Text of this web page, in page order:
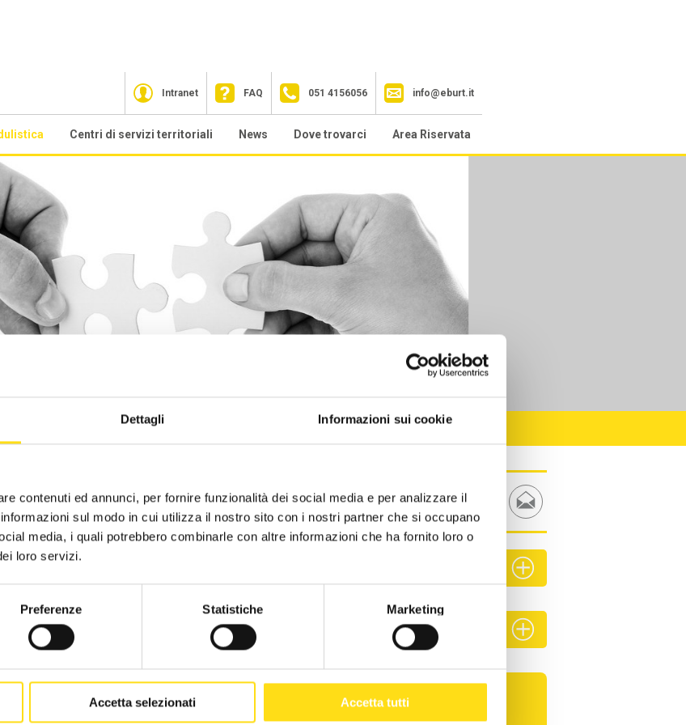
Dettagli Informazioni sui cookie
contenuti ed annunci, per fornire funzionalità dei social media e per analizzare il
sul modo in cui utilizza il nostro sito con i nostri partner che si occupano
media, i quali potrebbero combinarle con altre informazioni che ha fornito loro o
loro servizi.
Preferenze Statistiche Marketing
Accetta selezionati Accetta tutti
Intranet FAQ 051 4156056 info@eburt.it
al reddito
Centri di servizi territoriali
CST Forlì
CST Modena
CST Ravenna
CST Rimini
CST Alberghi di Rimini
CST Campeggi - FAITA
News
2025
2023
2021
2016
Dove trovarci Area Riservata
PRESTAZIONI
alla compilazione online è possibile scaricare il
e inviarlo a mezzo PEC a